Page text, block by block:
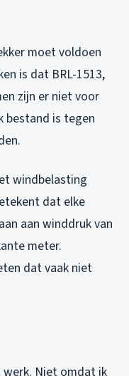
moet voldoen
is dat BRL-1513,
zijn er niet voor
bestand is tegen
windbelasting
dat elke
aan winddruk van
meter.
dat vaak niet
werk. Niet omdat ik